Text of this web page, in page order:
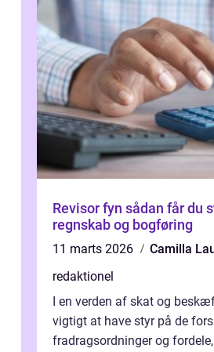
Revisor fyn sådan får du styr på
regnskab og bogføring
11 marts 2026
Camilla
redaktionel
I en verden af skat og
vigtigt at have styr på de
fradragsordninger og